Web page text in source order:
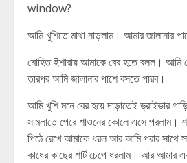
window?
আমি খুশিতে মাথা নাড়লাম। আমার জালানার
মোহিত ইশারায় আমাকে বের হতে বলল। আমি
তারপর আমি জালানার পাশে বসতে পারব।
আমি খুশি মনে বের হয়ে দাড়াতেই ড্রাইভার
সামলাতে পেরে শাওনের কোলে এসে পরলাম।
পিঠে রেখে আমাকে ধরল আর আমি পরার সাথে
কাধের কাছের শার্ট চেপে ধরলাম। আর আমার